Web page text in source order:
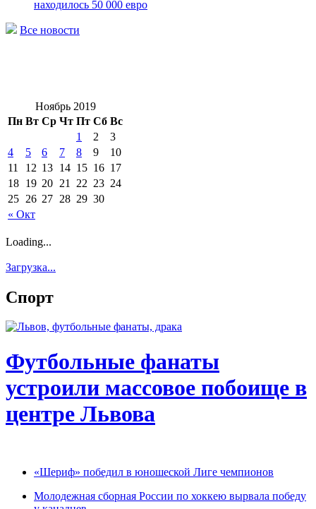
находилось 50 000 евро
Все новости
Ноябрь 2019
Пн Вт Ср Чт Пт Сб Вс
« Окт
1 2
3
4
5 6 7 8 9
10
11
12 13 14 15 16 17
18 19 20 21 22 23 24
25 26 27 28 29 30
Loading...
Загрузка...
Спорт
Футбольные фанаты
устроили массовое побоище в
центре Львова
«Шериф» победил в юношеской Лиге чемпионов
Молодежная сборная России по хоккею вырвала победу